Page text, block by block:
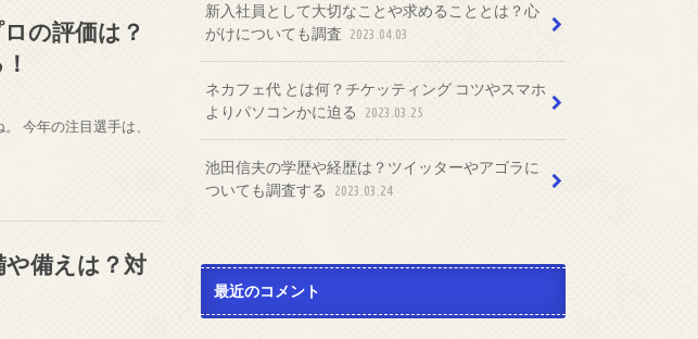
の評価は？
今年の注目選手は、
備えは？対
新入社員として大切なことや求めることとは？心
がけについても調査
2023.04.03
ネカフェ代 とは何？チケッティング コツやスマホ
よりパソコンかに迫る
2023.03.25
池田信夫の学歴や経歴は？ツイッターやアゴラに
ついても調査する
2023.03.24
最近のコメント